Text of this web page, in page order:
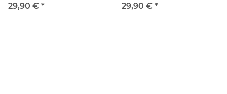
29,90 € *
29,90 € *